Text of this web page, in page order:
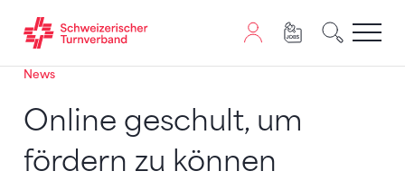
Zum Inhalt springen
Zur Sitemap navigieren
Zum Navigieren dieser Seite wird JavaScript benötigt.
News
Online geschult, um
fördern zu können